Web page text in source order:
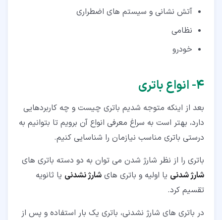
آتش نشانی و سیستم های اضطراری
نظامی
خودرو
۴‏- انواع باتری
بعد از اینکه متوجه شدیم باتری چیست و چه کاربردهایی
دارد، بهتر است به سراغ معرفی انواع آن برویم تا بتوانیم به
درستی باتری مناسب نیازمان را شناسایی کنیم.
باتری را از نظر شارژ شدن می توان به دو دسته باتری های
شارژ شدنی یا اولیه و باتری های شارژ نشدنی یا ثانویه
تقسیم کرد.
در باتری های شارژ نشدنی، باتری یک بار استفاده و پس از